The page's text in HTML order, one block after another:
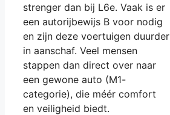
strenger dan bij L6e. Vaak is er
een autorijbewijs B voor nodig
en zijn deze voertuigen duurder
in aanschaf. Veel mensen
stappen dan direct over naar
een gewone auto (M1-
categorie), die méér comfort
en veiligheid biedt.